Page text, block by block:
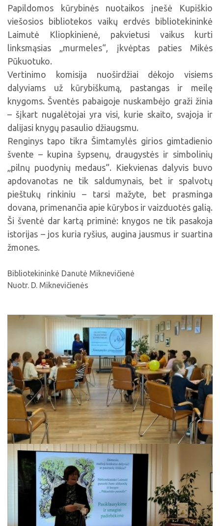
Papildomos kūrybinės nuotaikos įnešė Kupiškio
viešosios bibliotekos vaikų erdvės bibliotekininkė
Laimutė Kliopkinienė, pakvietusi vaikus kurti
linksmąsias „murmeles“, įkvėptas paties Mikės
Pūkuotuko.
Vertinimo komisija nuoširdžiai dėkojo visiems
dalyviams už kūrybiškumą, pastangas ir meilę
knygoms. Šventės pabaigoje nuskambėjo graži žinia
– šįkart nugalėtojai yra visi, kurie skaito, svajoja ir
dalijasi knygų pasaulio džiaugsmu.
Renginys tapo tikra Šimtamylės girios gimtadienio
švente – kupina šypsenų, draugystės ir simbolinių
„pilnų puodynių medaus“. Kiekvienas dalyvis buvo
apdovanotas ne tik saldumynais, bet ir spalvotų
pieštukų rinkiniu – tarsi mažyte, bet prasminga
dovana, primenančia apie kūrybos ir vaizduotės galią.
Ši šventė dar kartą priminė: knygos ne tik pasakoja
istorijas – jos kuria ryšius, augina jausmus ir suartina
žmones.
Bibliotekininkė Danutė Miknevičienė
Nuotr. D. Miknevičienės